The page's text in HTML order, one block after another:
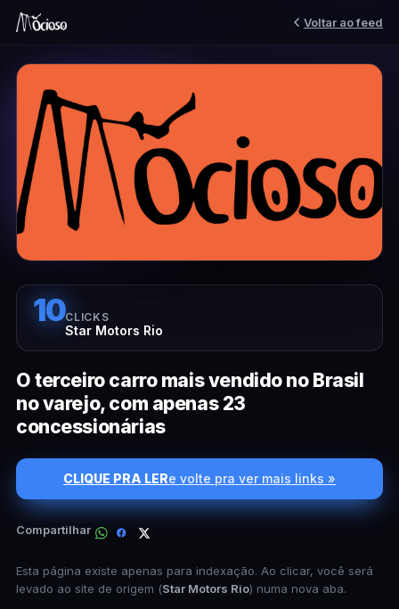
Voltar ao feed
10CLICKS
Star Motors Rio
O terceiro carro mais vendido no Brasil
no varejo, com apenas 23
concessionárias
CLIQUE PRA LERe volte pra ver mais links »
Compartilhar
Esta página existe apenas para indexação. Ao clicar, você será
levado ao site de origem (Star Motors Rio) numa nova aba.